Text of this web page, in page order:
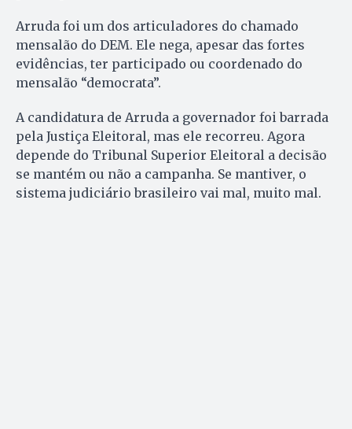
Arruda foi um dos articuladores do chamado
mensalão do DEM. Ele nega, apesar das fortes
evidências, ter participado ou coordenado do
mensalão “democrata”.
A candidatura de Arruda a governador foi barrada
pela Justiça Eleitoral, mas ele recorreu. Agora
depende do Tribunal Superior Eleitoral a decisão
se mantém ou não a campanha. Se mantiver, o
sistema judiciário brasileiro vai mal, muito mal.